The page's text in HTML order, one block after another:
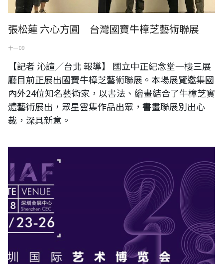
張松蓮 六心方圓 台灣國寶牛樟芝藝術聯展
十一 09
【記者 沁諠／台北 報導】 國立中正紀念堂一樓三展
廳目前正展出國寶牛樟芝藝術聯展。本場展覽邀集國
內外24位知名藝術家，以書法、繪畫結合了牛樟芝實
體藝術展出，眾星雲集作品出眾，書畫聯展別出心
裁，深具新意。